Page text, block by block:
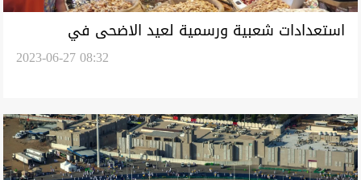
استعدادات شعبية ورسمية لعيد الاضحى في
2023-06-27 08:32